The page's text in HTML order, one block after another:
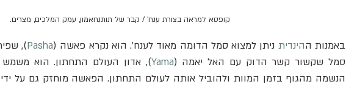
קופסא למראה בצורת ענח' / קבר של תותנחאמון, עמק המלכים, מצרים.
באמנות ההינדית ניתן למצוא סמל הדומה מאוד לענח'. הוא נקרא פאשה (Pasha
סמל שקשור קשר הדוק עם האל יאמה (Yama
הנשמה מהגוף בזמן המוות ולהוביל אותה לעולם התחתון. הפאשה מוחזק גם על ידי